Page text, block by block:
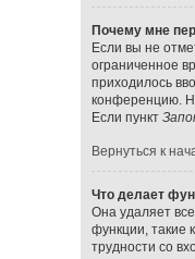
Почему мне
Если вы не
ограниченное
приходилось
конференцию.
Если пункт
Вернуться к
Что делает
Она удаляет
функции, такие
трудности со